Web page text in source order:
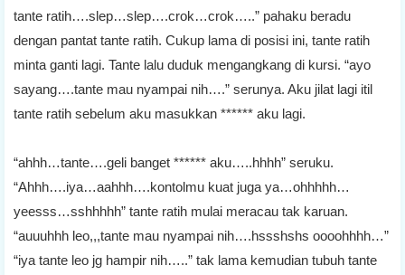
tante ratih….slep…slep….crok…crok…..” pahaku beradu
dengan pantat tante ratih. Cukup lama di posisi ini, tante ratih
minta ganti lagi. Tante lalu duduk mengangkang di kursi. “ayo
sayang….tante mau nyampai nih….” serunya. Aku jilat lagi itil
tante ratih sebelum aku masukkan ****** aku lagi.
“ahhh…tante….geli banget ****** aku…..hhhh” seruku.
“Ahhh….iya…aahhh….kontolmu kuat juga ya…ohhhhh…
yeesss…sshhhhh” tante ratih mulai meracau tak karuan.
“auuuhhh leo,,,tante mau nyampai nih….hssshshs oooohhhh…”
“iya tante leo jg hampir nih…..” tak lama kemudian tubuh tante